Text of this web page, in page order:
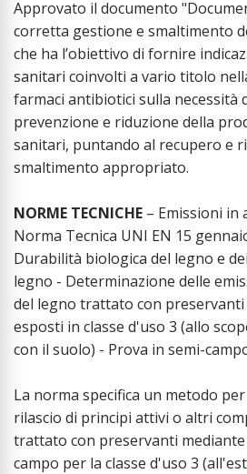
Approvato il documento
corretta gestione e smaltimento
che ha l’obiettivo di fornire
sanitari coinvolti a vario titolo
farmaci antibiotici sulla necessità
prevenzione e riduzione della
sanitari, puntando al recupero e
smaltimento appropriato.
NORME TECNICHE – Emissioni in
Norma Tecnica UNI EN 15
Durabilità biologica del legno e
legno - Determinazione delle
del legno trattato con
esposti in classe d'uso 3 (allo
con il suolo) - Prova in semi-
La norma specifica un metodo
rilascio di principi attivi o altri
trattato con preservanti
campo per la classe d'uso 3